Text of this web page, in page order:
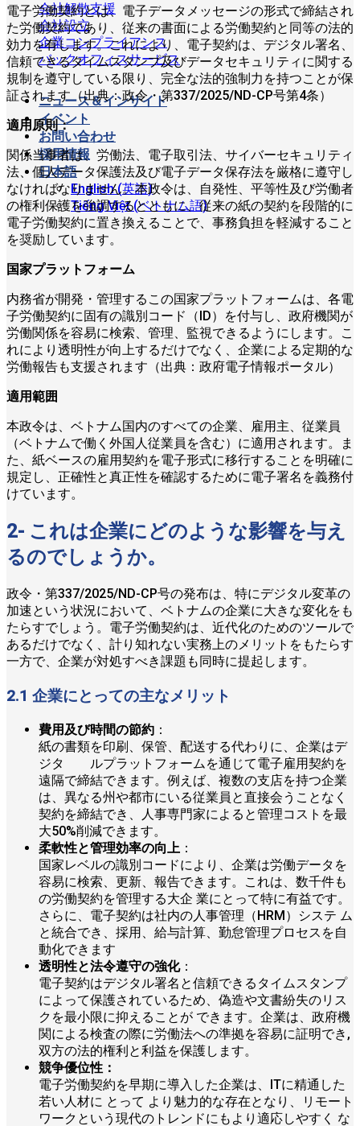
会社解散支援
会社設立
企業コンプライアンス
バックオフィスサービス
ニュース＆インサイト
イベント
お問い合わせ
採用情報
日本語
English(英語)
Tiếng Việt(ベトナム語)
電子労働契約とは、電子データメッセージの形式で締結され
た労働契約であり、従来の書面による労働契約と同等の法的
効力を有します。これにより、電子契約は、デジタル署名、
信頼できるタイムスタンプ及びデータセキュリティに関する
規制を遵守している限り、完全な法的強制力を持つことが保
証されます（出典：政令・第337/2025/ND-CP号第4条）
適用原則：
関係当事者は、労働法、電子取引法、サイバーセキュリティ
法、個人データ保護法及び電子データ保存法を厳格に遵守し
なければなりません。本政令は、自発性、平等性及び労働者
の権利保護を強調するとともに、従来の紙の契約を段階的に
電子労働契約に置き換えることで、事務負担を軽減すること
を奨励しています。
国家プラットフォーム
内務省が開発・管理するこの国家プラットフォームは、各電
子労働契約に固有の識別コード（ID）を付与し、政府機関が
労働関係を容易に検索、管理、監視できるようにします。こ
れにより透明性が向上するだけでなく、企業による定期的な
労働報告も支援されます（出典：政府電子情報ポータル）
適用範囲
本政令は、ベトナム国内のすべての企業、雇用主、従業員
（ベトナムで働く外国人従業員を含む）に適用されます。ま
た、紙ベースの雇用契約を電子形式に移行することを明確に
規定し、正確性と真正性を確認するために電子署名を義務付
けています。
2- これは企業にどのような影響を与え
るのでしょうか。
政令・第337/2025/ND-CP号の発布は、特にデジタル変革の
加速という状況において、ベトナムの企業に大きな変化をも
たらすでしょう。電子労働契約は、近代化のためのツールで
あるだけでなく、計り知れない実務上のメリットをもたらす
一方で、企業が対処すべき課題も同時に提起します。
2.1 企業にとっての主なメリット
費用及び時間の節約 ：
紙の書類を印刷、保管、配送する代わりに、企業はデ
ジタ ルプラットフォームを通じて電子雇用契約を
遠隔で締結できます。例えば、複数の支店を持つ企業
は、異なる州や都市にいる従業員と直接会うことなく
契約を締結でき、人事専門家によると管理コストを最
大50%削減できます。
柔軟性と管理効率の向上 ：
国家レベルの識別コードにより、企業は労働データを
容易に検索、更新、報告できます。これは、数千件も
の労働契約を管理する大企 業にとって特に有益です。
さらに、電子契約は社内の人事管理（HRM）システ ム
と統合でき、採用、給与計算、勤怠管理プロセスを自
動化できます
透明性と法令遵守の強化：
電子契約はデジタル署名と信頼できるタイムスタンプ
によって保護されているため、偽造や文書紛失のリス
クを最小限に抑えることが できます。企業は、政府機
関による検査の際に労働法への準拠を容易に証明でき,
双方の法的権利と利益を保護します。
競争優位性：
電子労働契約を早期に導入した企業は、ITに精通した
若い人材に とって より魅力的な存在となり、リモート
ワークという現代のトレンドにもより適応しやすく な